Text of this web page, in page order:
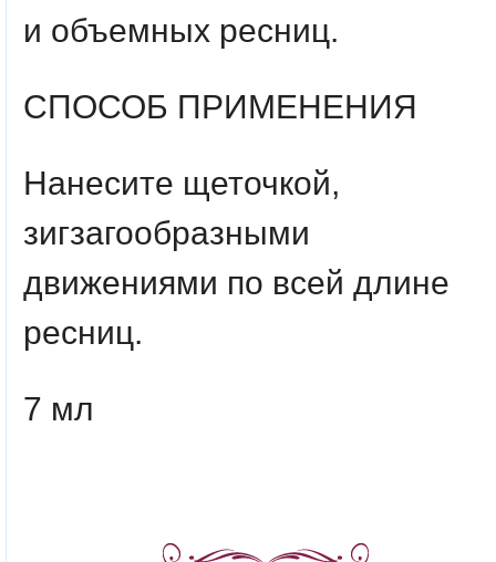
и объемных ресниц.
СПОСОБ ПРИМЕНЕНИЯ
Нанесите щеточкой,
зигзагообразными
движениями по всей длине
ресниц.
7 мл